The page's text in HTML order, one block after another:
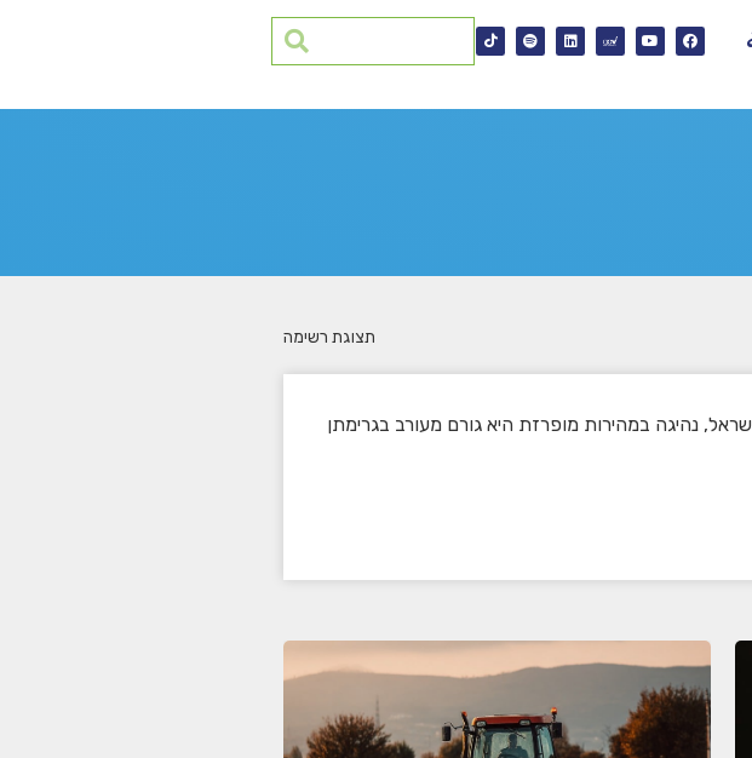
תצוגת רשימה
נהיגה במהירות מופרזת היא גורם מעורב בגרימתן